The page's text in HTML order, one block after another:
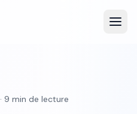
· 9 min de lecture